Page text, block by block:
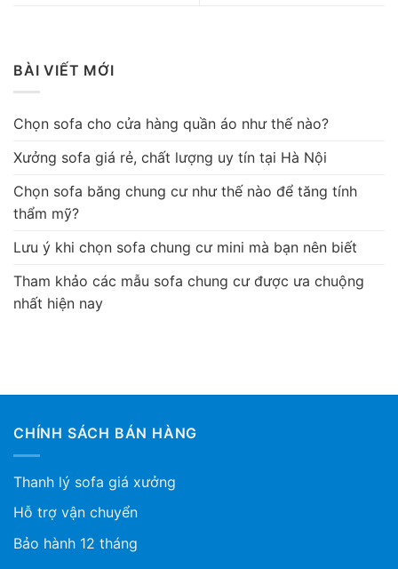
BÀI VIẾT MỚI
Chọn sofa cho cửa hàng quần áo như thế nào?
Xưởng sofa giá rẻ, chất lượng uy tín tại Hà Nội
Chọn sofa băng chung cư như thế nào để tăng tính
thẩm mỹ?
Lưu ý khi chọn sofa chung cư mini mà bạn nên biết
Tham khảo các mẫu sofa chung cư được ưa chuộng
nhất hiện nay
CHÍNH SÁCH BÁN HÀNG
Thanh lý sofa giá xưởng
Hỗ trợ vận chuyển
Bảo hành 12 tháng